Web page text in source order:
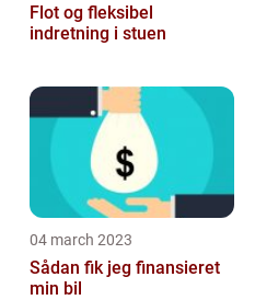
Flot og fleksibel
indretning i stuen
04 march 2023
Sådan fik jeg finansieret
min bil